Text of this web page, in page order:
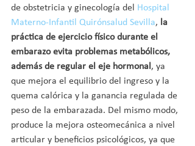
de obstetricia y ginecología del Hospital
Materno-Infantil Quirónsalud Sevilla, la
práctica de ejercicio físico durante el
embarazo evita problemas metabólicos,
además de regular el eje hormonal, ya
que mejora el equilibrio del ingreso y la
quema calórica y la ganancia regulada de
peso de la embarazada. Del mismo modo,
produce la mejora osteomecánica a nivel
articular y beneficios psicológicos, ya que